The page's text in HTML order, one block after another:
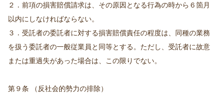
２．前項の損害賠償請求は、その原因となる行為の時から６箇月
以内にしなければならない。
３．受託者の委託者に対する損害賠償責任の程度は、同種の業務
を扱う委託者の一般従業員と同等とする。ただし、受託者に故意
または重過失があった場合は、この限りでない。
第９条 （反社会的勢力の排除）